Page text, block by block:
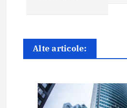
a
Alte articole: